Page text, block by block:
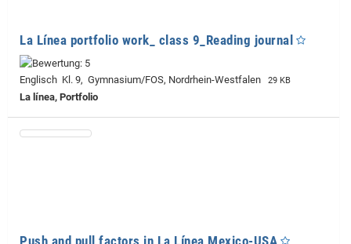
La Línea portfolio work_ class 9_Reading journal
Englisch Kl. 9, Gymnasium/FOS, Nordrhein-Westfalen 29 KB
La línea, Portfolio
Push and pull factors in La Línea Mexico-USA